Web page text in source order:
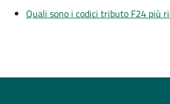
Quali sono i codici tributo F24 più